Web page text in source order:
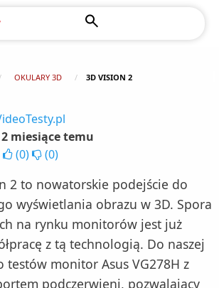
OKULARY 3D 3D VISION 2
miesiące temu
(0) (0)
2 to nowatorskie podejście do
wyświetlania obrazu w 3D. Spora
na rynku monitorów jest już
z tą technologią. Do naszej
testów monitor Asus VG278H z
podczerwieni, pozwalający